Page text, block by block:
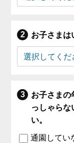
お子さまは
お子さまの
っしゃらな
い。
通園してい